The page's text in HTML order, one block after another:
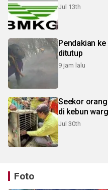
Jul 13th
Pendakian ke Gunung Gede Pangrango,
ditutup
9 jam lalu
Seekor
di kebun
Jul 30th
Foto